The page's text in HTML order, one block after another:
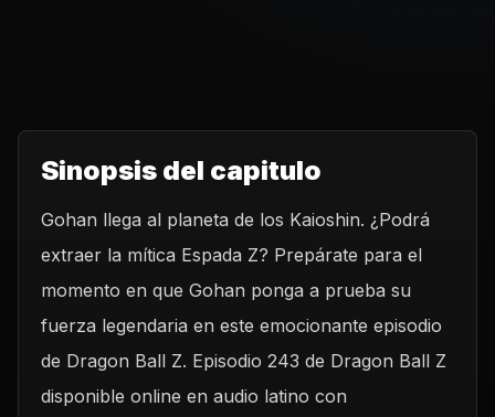
Sinopsis del capitulo
Gohan llega al planeta de los Kaioshin. ¿Podrá
extraer la mítica Espada Z? Prepárate para el
momento en que Gohan ponga a prueba su
fuerza legendaria en este emocionante episodio
de Dragon Ball Z. Episodio 243 de Dragon Ball Z
disponible online en audio latino con